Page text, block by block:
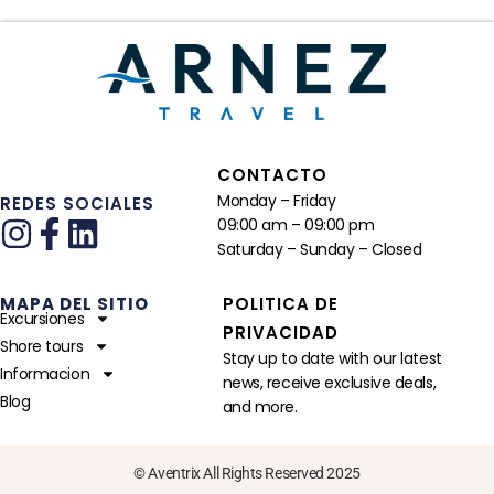
REDES SOCIALES
CONTACTO
Monday – Friday
09:00 am – 09:00 pm
Saturday – Sunday – Closed
MAPA DEL SITIO
Excursiones
Shore tours
Informacion
Blog
POLITICA DE
PRIVACIDAD
Stay up to date with our latest
news, receive exclusive deals,
and more.
© Aventrix All Rights Reserved 2025